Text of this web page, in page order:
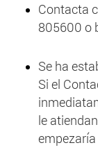
Contacta
805600 o
Se ha
Si el
le